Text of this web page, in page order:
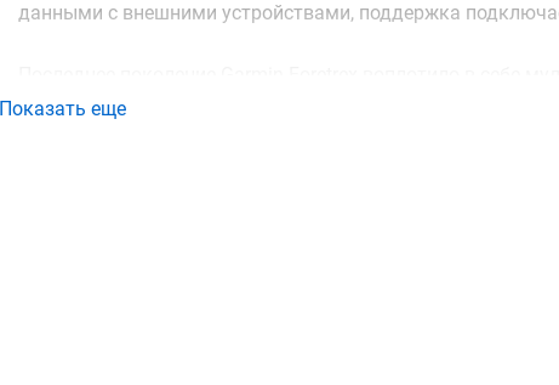
данными с внешними устройствами, поддержка
GPS+GALILEO навигаторы обеспечивают ускоренную
Показать еще